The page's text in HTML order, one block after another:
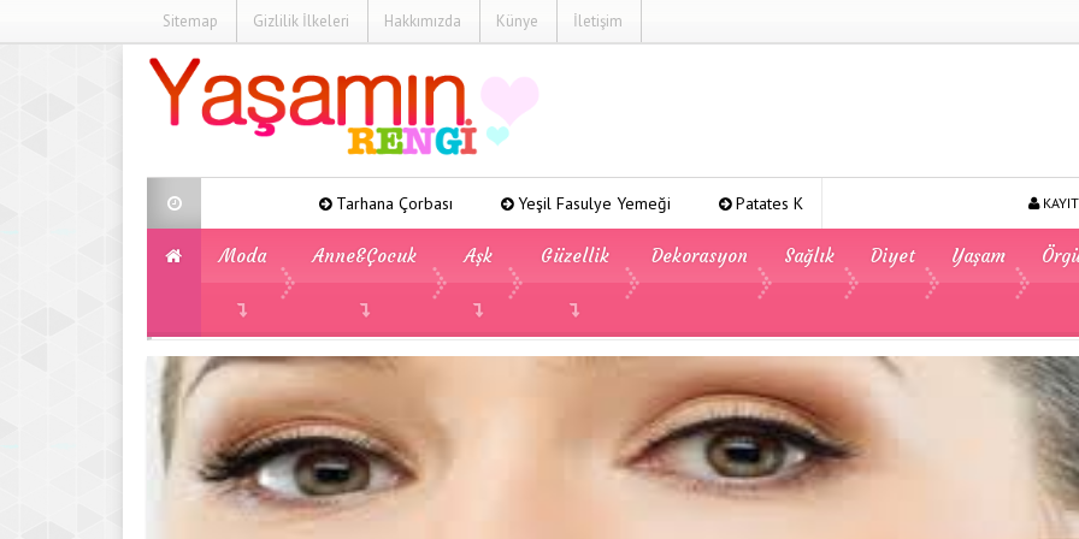
Sitemap Gizlilik İlkeleri Hakkımızda Künye İletişim
Yeşil Fasulye Yemeği Patates Kavurması Şeker Pare Yeşil Mercimek
Moda Anne&Çocuk Aşk Güzellik Dekorasyon Sağlık Diyet Yaşam
Güzellik Ergenlik Sivilcesi